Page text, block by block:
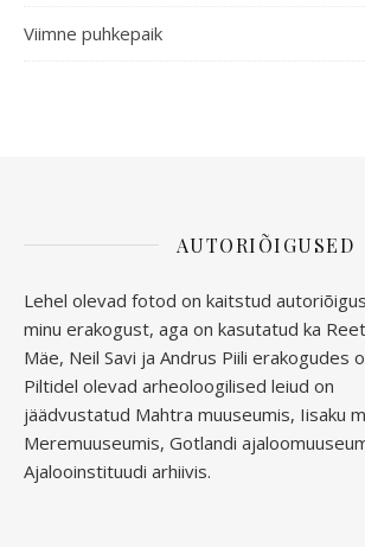
Viimne puhkepaik
AUTORIÕIGUSED
Lehel olevad fotod on kaitstud
minu erakogust, aga on kasutatud ka
Mäe, Neil Savi ja Andrus Piili erakogudes
Piltidel olevad arheoloogilised leiud on
jäädvustatud Mahtra muuseumis, Iisaku
Meremuuseumis, Gotlandi
Ajalooinstituudi arhiivis.